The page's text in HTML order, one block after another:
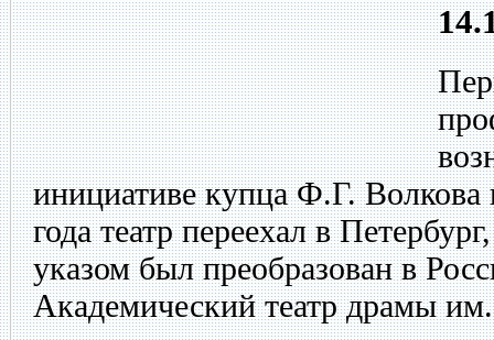
инициативе купца Ф.Г. Волкова
года театр переехал в
указом был преобразован в
Академический театр драмы